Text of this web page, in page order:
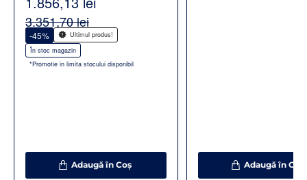
Ultimul produs!
În stoc magazin
*Promotie in limita stocului disponibil
-45%
3.351,70 lei
Adaugă în Coş Adaugă în Coş